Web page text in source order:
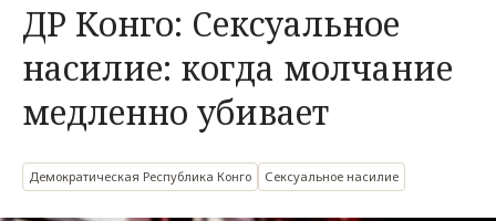
ДР Конго: Сексуальное
насилие: когда молчание
медленно убивает
Демократическая Республика Конго Сексуальное насилие